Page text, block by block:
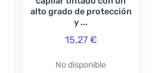
alto grado de protección
y ...
15,27 €
No disponible